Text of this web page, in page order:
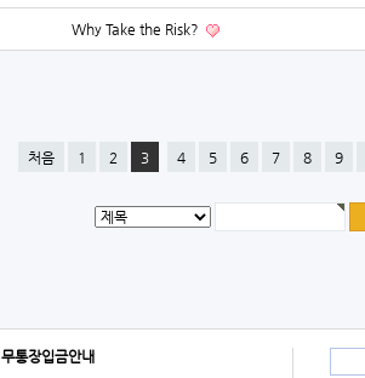
Why Take the Risk?
처음 1 2 3 4 5 6 7 8 9
무통장입금안내